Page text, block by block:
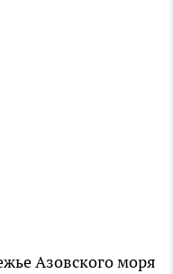
Азовского моря